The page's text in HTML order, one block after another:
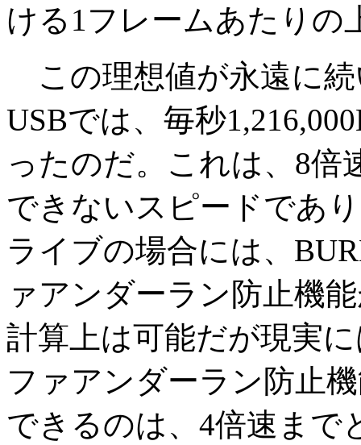
ける1フレームあたりの
この理想値が永遠に
USBでは、毎秒
ったのだ。これは、8倍
できないスピードであ
ライブの場合には、
ァアンダーラン防止機
計算上は可能だが現実
ファアンダーラン防止
できるのは、4倍速まで